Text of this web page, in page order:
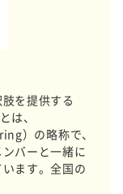
を提供する
は、
）の略称で、
バーと一緒に
ます。全国の